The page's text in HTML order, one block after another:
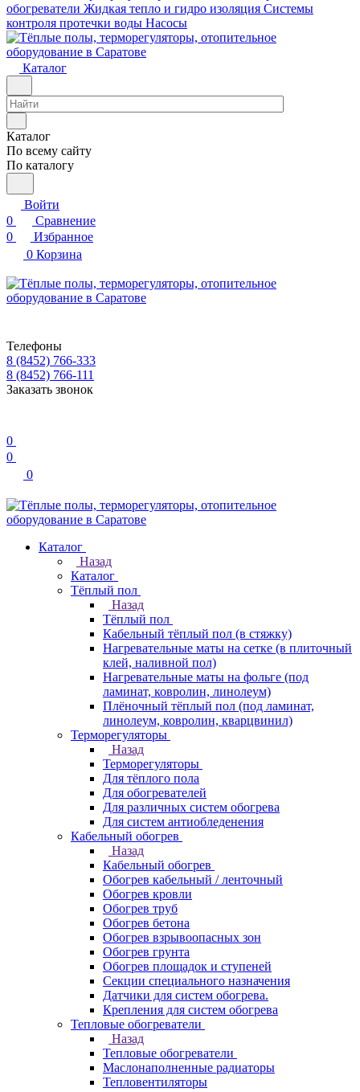
обогреватели Жидкая тепло и гидро изоляция Системы
контроля протечки воды Насосы
Каталог
Каталог
По всему сайту
По каталогу
Войти
0
Сравнение
0
Избранное
0 Корзина
Телефоны
8 (8452) 766-333
8 (8452) 766-111
Заказать звонок
0
0
0
Каталог
Назад
Каталог
Тёплый пол
Назад
Тёплый пол
Кабельный тёплый пол (в стяжку)
Нагревательные маты на сетке (в плиточный
клей, наливной пол)
Нагревательные маты на фольге (под
ламинат, ковролин, линолеум)
Плёночный тёплый пол (под ламинат,
линолеум, ковролин, кварцвинил)
Терморегуляторы
Назад
Терморегуляторы
Для тёплого пола
Для обогревателей
Для различных систем обогрева
Для систем антиобледенения
Кабельный обогрев
Назад
Кабельный обогрев
Обогрев кабельный / ленточный
Обогрев кровли
Обогрев труб
Обогрев бетона
Обогрев взрывоопасных зон
Обогрев грунта
Обогрев площадок и ступеней
Секции специального назначения
Датчики для систем обогрева.
Крепления для систем обогрева
Тепловые обогреватели
Назад
Тепловые обогреватели
Маслонаполненные радиаторы
Тепловентиляторы